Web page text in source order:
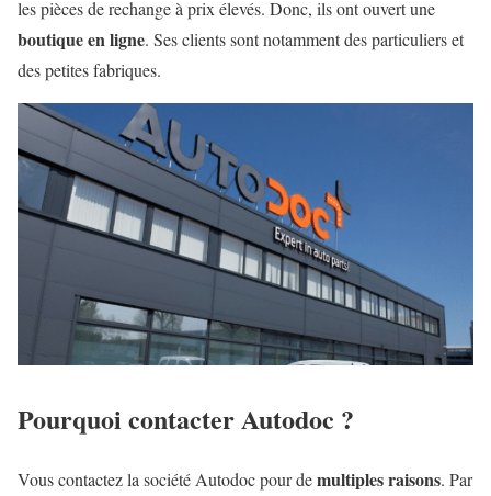
les pièces de rechange à prix élevés. Donc, ils ont ouvert une
boutique en ligne. Ses clients sont notamment des particuliers et
des petites fabriques.
Pourquoi contacter Autodoc ?
Vous contactez la société Autodoc pour demultiples raisons. Par